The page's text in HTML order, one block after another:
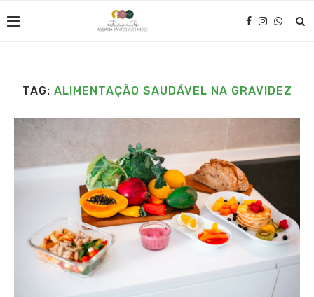
TAG: ALIMENTAÇÃO SAUDÁVEL NA GRAVIDEZ